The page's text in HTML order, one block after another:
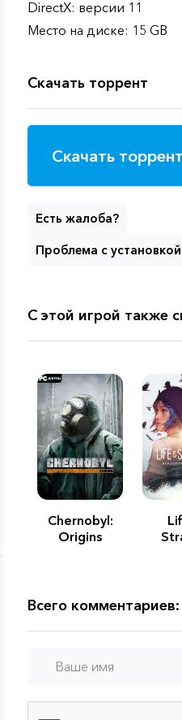
DirectX: версии 11
Место на диске: 15 GB
Скачать торрент
Скачать торрент
Есть жалоба?
Проблема с
С этой игрой также
Chernobyl:
Origins
Всего